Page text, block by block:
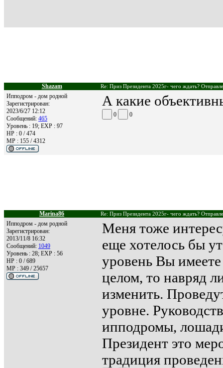
Shazam Re: Приз Президента 2025г- чего ждать?
Ипподром - дом родной
Зарегистрирован:
2023/6/27 12:12
Сообщений: 465
Уровень : 19; EXP : 97
HP : 0 / 474
MP : 155 / 4312
А какие
0 0
Marina86 Re: Приз Президента 2025г- чего ждать?
Ипподром - дом родной
Зарегистрирован:
2013/11/8 16:32
Сообщений: 1049
Уровень : 28; EXP : 56
HP : 0 / 689
MP : 349 / 25657
Меня тоже
еще хотелось бы
уровень Вы имеете
целом, то навряд
изменить.
уровне.
ипподромы,
Президент это
традиция